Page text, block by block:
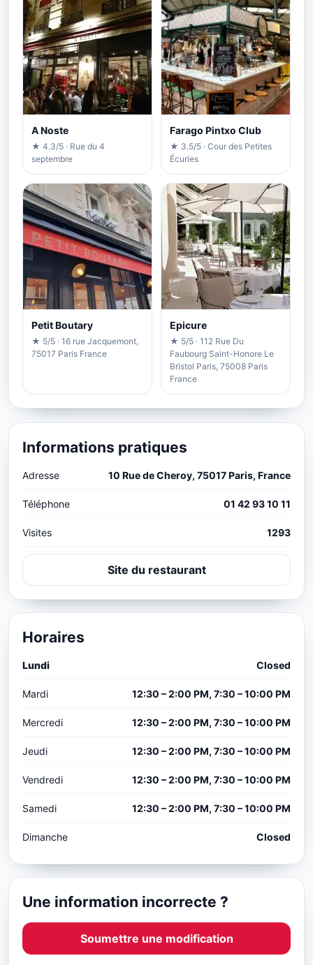
A Noste
★ 4.3/5 · Rue du 4
septembre
Farago Pintxo Club
★ 3.5/5 · Cour des Petites
Écuries
Petit Boutary
★ 5/5 · 16 rue Jacquemont,
75017 Paris France
Epicure
★ 5/5 · 112 Rue Du
Faubourg Saint-Honore Le
Bristol Paris, 75008 Paris
France
Informations pratiques
Adresse 10 Rue de Cheroy, 75017 Paris, France
Téléphone 01 42 93 10 11
Visites 1293
Site du restaurant
Horaires
Lundi Closed
Mardi 12:30 – 2:00 PM, 7:30 – 10:00 PM
Mercredi 12:30 – 2:00 PM, 7:30 – 10:00 PM
Jeudi 12:30 – 2:00 PM, 7:30 – 10:00 PM
Vendredi 12:30 – 2:00 PM, 7:30 – 10:00 PM
Samedi 12:30 – 2:00 PM, 7:30 – 10:00 PM
Dimanche Closed
Une information incorrecte ?
Soumettre une modification